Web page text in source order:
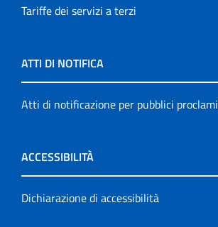
Tariffe dei servizi a terzi
ATTI DI NOTIFICA
Atti di notificazione per pubblici proclami
ACCESSIBILITÀ
Dichiarazione di accessibilità